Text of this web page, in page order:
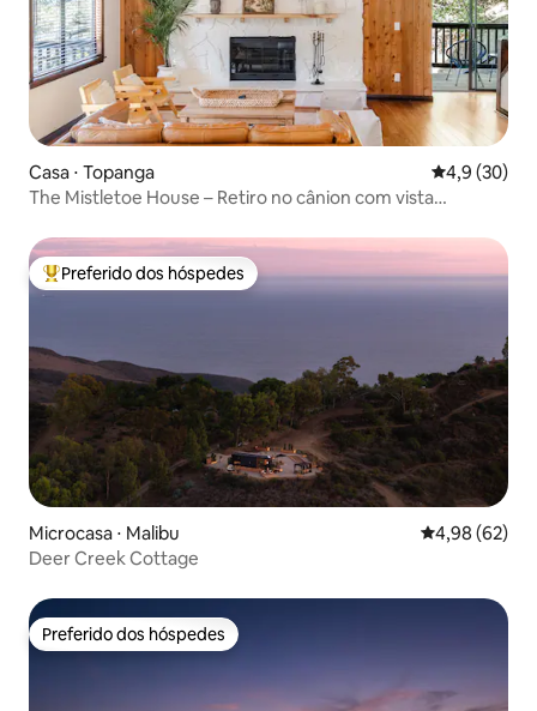
Casa ⋅ Topanga 4,9 de uma
4,9 (30)
The Mistletoe House – Retiro no cânion com vista
Entre os melhores preferidos dos hóspedes
Preferido dos hóspedes
Microcasa ⋅ Malibu 4,98 de uma
4,98 (62)
Deer Creek Cottage
Preferido dos hóspedes
Preferido dos hóspedes